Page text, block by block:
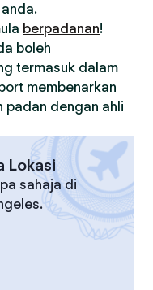
berpadanan!
boleh
termasuk dalam
membenarkan
padan dengan ahli
Lokasi
sahaja di